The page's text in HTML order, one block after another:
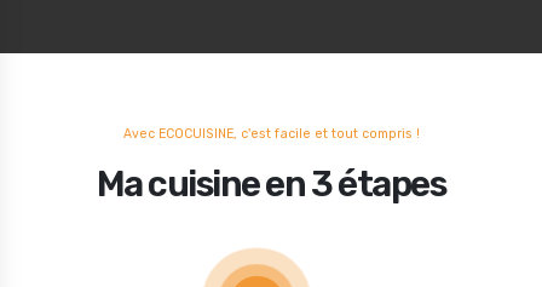
Avec ECOCUISINE, c'est facile et tout compris !
Ma cuisine en 3 étapes